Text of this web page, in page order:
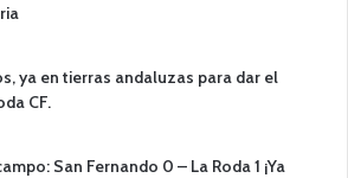
ya en tierras andaluzas para dar el
CF.
San Fernando 0 – La Roda 1 ¡Ya